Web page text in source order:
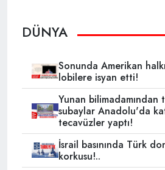
DÜNYA
Sonunda Amerikan
lobilere isyan etti!
Yunan
subaylar Anadolu'da
tecavüzler yaptı!
İsrail basınında Türk
korkusu!..